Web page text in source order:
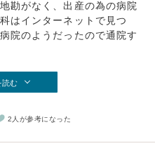
勘がなく、出産の為の病院
はインターネットで見つ
院のようだったので通院す
読む
2人が参考になった